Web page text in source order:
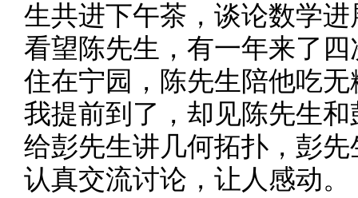
生共进下午茶，谈论数学
看望陈先生，有一年来了
住在宁园，陈先生陪他吃
我提前到了，却见陈先生
给彭先生讲几何拓扑，彭
认真交流讨论，让人感动。